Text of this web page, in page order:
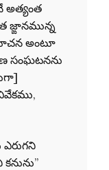
అత్యంత
అంటూ
సంఘటనను